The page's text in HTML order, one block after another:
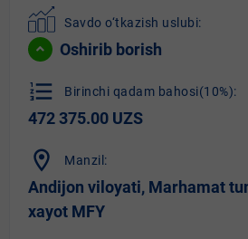
Savdo o‘tkazish uslubi:
Oshirib borish
format_list_numbered Birinchi qadam bahosi(10%):
472 375.00 UZS
location_on Manzil:
Andijon viloyati, Marhamat
xayot MFY